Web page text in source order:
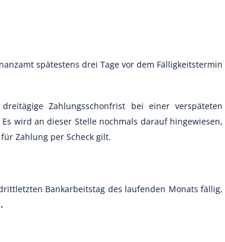
spätestens drei Tage vor dem Fälligkeitstermin
Zahlungsschonfrist bei einer verspäteten
Es wird an dieser Stelle nochmals darauf hingewiesen,
Zahlung per Scheck gilt.
Bankarbeitstag des laufenden Monats fällig,